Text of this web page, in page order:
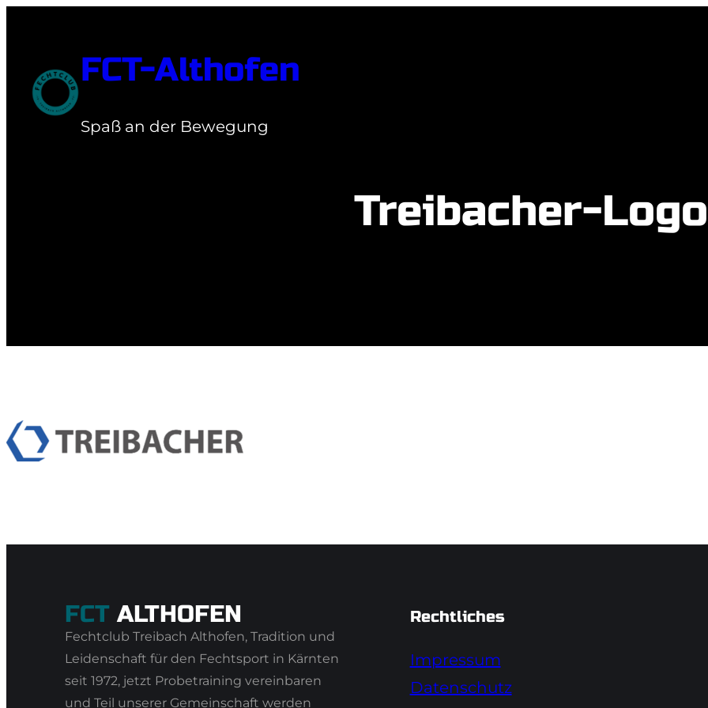
springen FCT-Althofen
Spaß an der Bewegung
Treibacher-Logo
FCT ALTHOFEN
Fechtclub Treibach Althofen, Tradition und
Leidenschaft für den Fechtsport in Kärnten
seit 1972, jetzt Probetraining vereinbaren
und Teil unserer Gemeinschaft werden
Rechtliches
Impressum
Datenschutz